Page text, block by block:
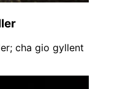
cha gio gyllent